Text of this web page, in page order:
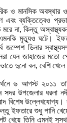
ও মানসিক অবস্থার
এবং ব্যক্তিত্বেও
মরে না, কিন্তু
মৃত্যুও ঘটে।
জম্পেশ ডিনার
যেন জাহাজের মতো
দুনো বল, বেশি
৬ আগস্ট ২০১১
সদর উপজেলার ধরলা
বিশেষ উল্লেখযোগ্য।
ইফতারে শুধু পানি
খেয়ে তিনি এমনই